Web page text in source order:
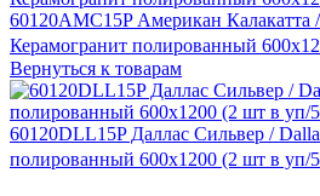
60120AMC15P Американ Калакатта
Керамогранит полированный
Вернуться к товарам
60120DLL15P Даллас Сильвер /
полированный 600x1200 (2 шт в уп/